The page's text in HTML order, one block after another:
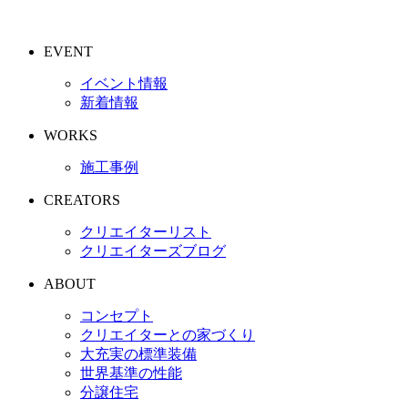
EVENT
イベント情報
新着情報
WORKS
施工事例
CREATORS
クリエイターリスト
クリエイターズブログ
ABOUT
コンセプト
クリエイターとの家づくり
大充実の標準装備
世界基準の性能
分譲住宅